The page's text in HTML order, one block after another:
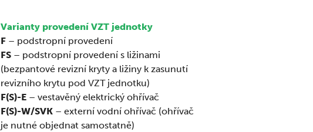
Varianty provedení VZT jednotky
F – podstropní provedení
FS – podstropní provedení s ližinami
(bezpantové revizní kryty a ližiny k zasunutí
revizního krytu pod VZT jednotku)
F(S)-E – vestavěný elektrický ohřívač
F(S)-W/SVK – externí vodní ohřívač (ohřívač
je nutné objednat samostatně)